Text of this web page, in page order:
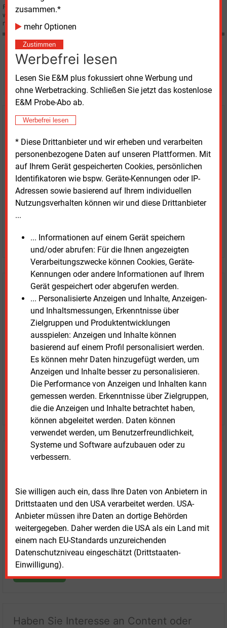
zusammen.*
mehr Optionen
Zustimmen
Werbefrei lesen
Lesen Sie E&M plus fokussiert ohne Werbung und
ohne Werbetracking. Schließen Sie jetzt das kostenlose
E&M Probe-Abo ab.
Werbefrei lesen
* Diese Drittanbieter und wir erheben und verarbeiten
personenbezogene Daten auf unseren Plattformen. Mit
auf Ihrem Gerät gespeicherten Cookies, persönlichen
Identifikatoren wie bspw. Geräte-Kennungen oder IP-
Adressen sowie basierend auf Ihrem individuellen
Nutzungsverhalten können wir und diese Drittanbieter
...
... Informationen auf einem Gerät speichern
und/oder abrufen: Für die Ihnen angezeigten
Verarbeitungszwecke können Cookies, Geräte-
Kennungen oder andere Informationen auf Ihrem
Gerät gespeichert oder abgerufen werden.
... Personalisierte Anzeigen und Inhalte, Anzeigen-
und Inhaltsmessungen, Erkenntnisse über
Zielgruppen und Produktentwicklungen
ausspielen: Anzeigen und Inhalte können
basierend auf einem Profil personalisiert werden.
Es können mehr Daten hinzugefügt werden, um
Anzeigen und Inhalte besser zu personalisieren.
Die Performance von Anzeigen und Inhalten kann
gemessen werden. Erkenntnisse über Zielgruppen,
die die Anzeigen und Inhalte betrachtet haben,
können abgeleitet werden. Daten können
verwendet werden, um Benutzerfreundlichkeit,
Systeme und Software aufzubauen oder zu
verbessern.
Sie willigen auch ein, dass Ihre Daten von Anbietern in
Drittstaaten und den USA verarbeitet werden. USA-
Anbieter müssen ihre Daten an dortige Behörden
weitergegeben. Daher werden die USA als ein Land mit
einem nach EU-Standards unzureichenden
Datenschutzniveau eingeschätzt (Drittstaaten-
Einwilligung).
Für Wirtschaftsstaatssekretär Andreas Feicht sind Erdgas und KWK
wichtige Elemente der Energiewende für die Versorgungssicherheit. Zugleich
müsse der Netzausbau vorangehen.
Möchten Sie diese und
weitere Nachrichten lesen?
Kaufen Sie den Artikel
erhalten Sie sofort diesen redaktionellen Beitrag für
nur €8.93
JETZT ARTIKEL KAUFEN
Testen SieE&M
kostenlos und
unverbindlich
Zwei Wochen kostenfreier Zugang
Zugang auf stündlich aktualisierte Nachrichten mit
Prognose- und Marktdaten
+ einmal täglich E&M daily
+ zwei Ausgaben der Zeitung E&M
ohne automatische Verlängerung
JETZT KOSTENLOS TESTEN
Login für Kunden
Haben Sie Interesse an Content oder